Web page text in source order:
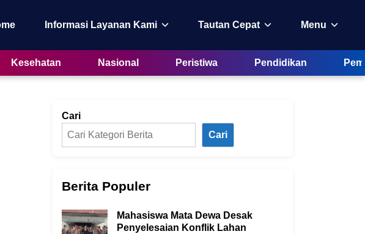
Informasi Layanan Kami Tautan Cepat Menu
Kesehatan Nasional Peristiwa Pendidikan
Cari
Cari
Berita Populer
Mahasiswa Mata Dewa Desak
Penyelesaian Konflik Lahan